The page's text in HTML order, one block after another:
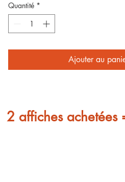
Quantité *
Ajouter au
2 affiches